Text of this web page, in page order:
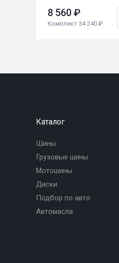
8 560 ₽
Комплект 34 240 ₽
Каталог
Шины
Грузовые шины
Мотошины
Диски
Подбор по авто
Автомасла